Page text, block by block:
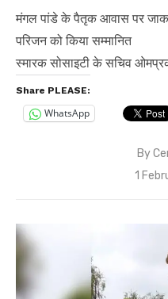
मंगल पांडे के पैतृक आवास पर
परिजन को किया सम्मानित
स्मारक सोसाइटी के सचिव
Share PLEASE:
WhatsApp
By
1